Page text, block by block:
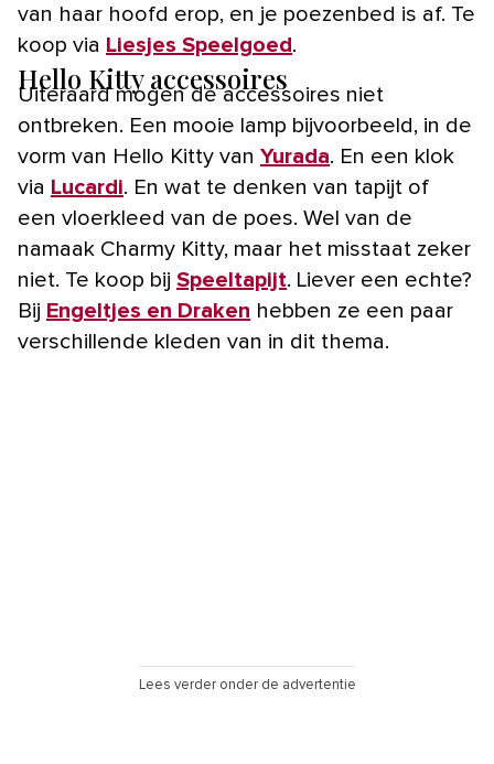
van haar hoofd erop, en je poezenbed is af. Te
koop via Liesjes Speelgoed .
Hello Kitty accessoires
Uiteraard mogen de accessoires niet
ontbreken. Een mooie lamp bijvoorbeeld, in de
vorm van Hello Kitty van Yurada. En een klok
via Lucardi. En wat te denken van tapijt of
een vloerkleed van de poes. Wel van de
namaak Charmy Kitty, maar het misstaat zeker
niet. Te koop bij Speeltapijt. Liever een echte?
Bij Engeltjes en Draken hebben ze een paar
verschillende kleden van in dit thema.
Lees verder onder de advertentie